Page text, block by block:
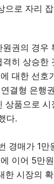
으로 자리
권의 경우
히 상승한
대한 선호
결형 은행
상품으로
다.
경매가 1
이어 5만
한 시장의